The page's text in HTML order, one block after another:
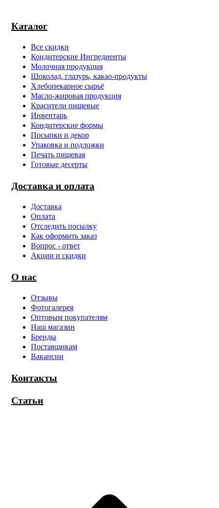
Каталог
Все скидки
Кондитерские Ингредиенты
Молочная продукция
Шоколад, глазурь, какао-продукты
Хлебопекарное сырьё
Масло-жировая продукция
Красители пищевые
Инвентарь
Кондитерские формы
Посыпки и декор
Упаковка и подложки
Печать пищевая
Готовые десерты
Доставка и оплата
Доставка
Оплата
Отследить посылку
Как оформить заказ
Вопрос - ответ
Акции и скидки
О нас
Отзывы
Фотогалерея
Оптовым покупателям
Наш магазин
Бренды
Поставщикам
Вакансии
Контакты
Статьи